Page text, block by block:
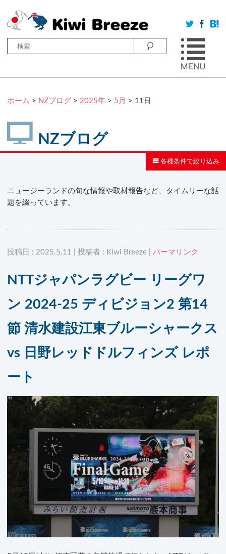
ホーム > NZブログ > 2025年 > 5月 > 11日
NZブログ
各種条件で絞り込み
ニュージーランドの旬な情報や取材報告など、タイムリーな話
題を綴っています。
投稿日 : 2025.5.11 | 投稿者 : Kiwi Breeze | パーマリンク
NTTジャパンラグビー リーグワ
ン 2024-25 ディビジョン2 第14
節 清水建設江東ブルーシャークス
vs 日野レッドドルフィンズ レポ
ート